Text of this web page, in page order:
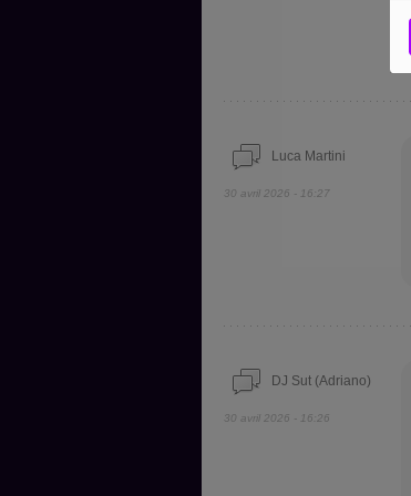
Luca Martini
30 avril 2026 - 16:27
DJ Sut (Adriano)
30 avril 2026 - 16:26